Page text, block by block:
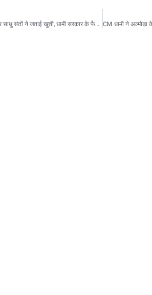
उत्तराखंड: स्कूलों में गीता श्लोक पाठ अनिवार्य होने पर साधु संतों ने जताई खुशी, धामी सरकार के फैसले का किया स्वागत